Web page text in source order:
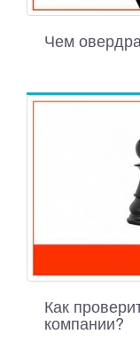
Чем
Как
компании?